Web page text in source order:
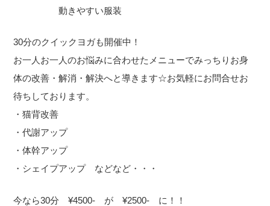
動きやすい服装
30分のクイックヨガも開催中！
お一人お一人のお悩みに合わせたメニューでみっちりお身
体の改善・解消・解決へと導きます☆お気軽にお問合せお
待ちしております。
・猫背改善
・代謝アップ
・体幹アップ
・シェイプアップ などなど・・・
今なら30分 ¥4500- が ¥2500- に！！